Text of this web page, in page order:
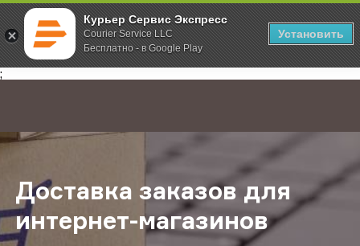
Курьер Сервис Экспресс
Courier Service LLC
Бесплатно - в Google Play
Установить
;
Главная Услуги Доставка заказов для интернет-магазинов
Доставка заказов для
интернет-магазинов